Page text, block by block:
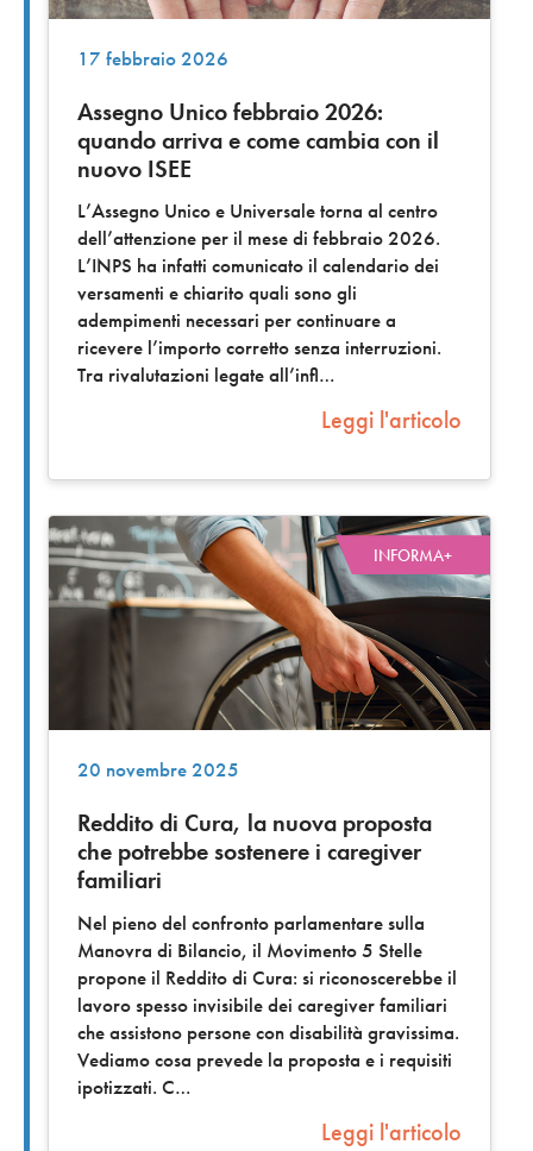
17 febbraio 2026
Assegno Unico febbraio 2026:
quando arriva e come cambia con il
nuovo ISEE
L’Assegno Unico e Universale torna al centro
dell’attenzione per il mese di febbraio 2026.
L’INPS ha infatti comunicato il calendario dei
versamenti e chiarito quali sono gli
adempimenti necessari per continuare a
ricevere l’importo corretto senza interruzioni.
Tra rivalutazioni legate all’infl
Leggi l'articolo
INFORMA+
20 novembre 2025
Reddito di Cura, la nuova proposta
che potrebbe sostenere i caregiver
familiari
Nel pieno del confronto parlamentare sulla
Manovra di Bilancio, il Movimento 5 Stelle
propone il Reddito di Cura: si riconoscerebbe il
lavoro spesso invisibile dei caregiver familiari
che assistono persone con disabilità gravissima.
Vediamo cosa prevede la proposta e i requisiti
ipotizzati. C
Leggi l'articolo